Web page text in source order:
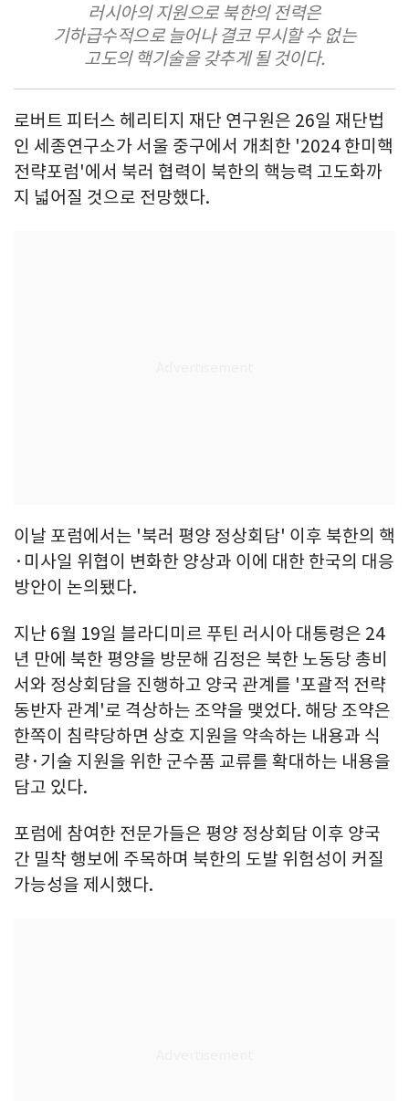
러시아의 지원으로 북한의 전력은
기하급수적으로 늘어나 결코 무시할 수 없는
고도의 핵기술을 갖추게 될 것이다.
로버트 피터스 헤리티지 재단 연구원은 26일 재단법
인 세종연구소가 서울 중구에서 개최한 '2024 한미핵
전략포럼'에서 북러 협력이 북한의 핵능력 고도화까
지 넓어질 것으로 전망했다.
이날 포럼에서는 '북러 평양 정상회담' 이후 북한의 핵
·미사일 위협이 변화한 양상과 이에 대한 한국의 대응
방안이 논의됐다.
지난 6월 19일 블라디미르 푸틴 러시아 대통령은 24
년 만에 북한 평양을 방문해 김정은 북한 노동당 총비
서와 정상회담을 진행하고 양국 관계를 '포괄적 전략
동반자 관계'로 격상하는 조약을 맺었다. 해당 조약은
한쪽이 침략당하면 상호 지원을 약속하는 내용과 식
량·기술 지원을 위한 군수품 교류를 확대하는 내용을
담고 있다.
포럼에 참여한 전문가들은 평양 정상회담 이후 양국
간 밀착 행보에 주목하며 북한의 도발 위험성이 커질
가능성을 제시했다.